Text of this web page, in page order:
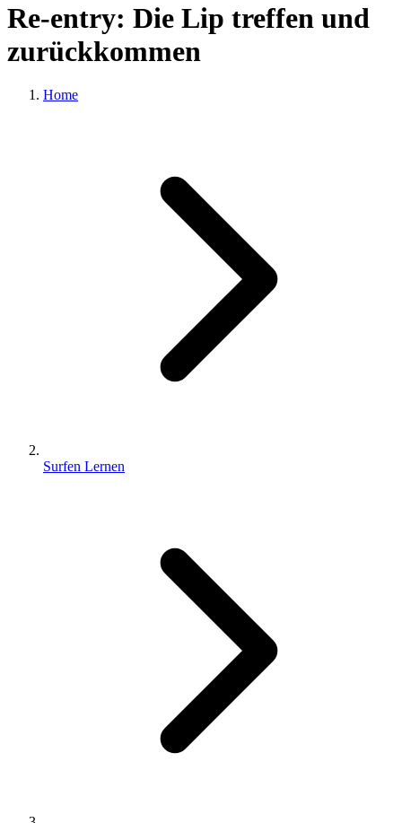
Re-entry: Die Lip treffen und
zurückkommen
Home
Surfen Lernen